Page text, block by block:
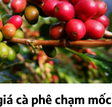
cà phê chạm mốc